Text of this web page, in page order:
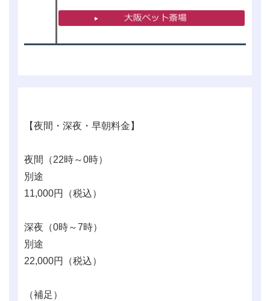
【夜間・深夜・早朝料金】
夜間（22時～0時）
別途
11,000円（税込）
深夜（0時～7時）
別途
22,000円（税込）
（補足）